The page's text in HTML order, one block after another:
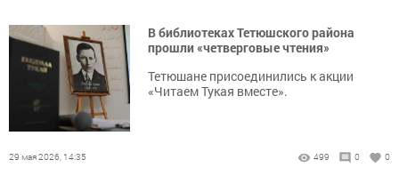
В библиотеках Тетюшского района
прошли «четверговые чтения»
Тетюшане присоединились к акции
«Читаем Тукая вместе».
29 мая 2026, 14:35 499 0 0